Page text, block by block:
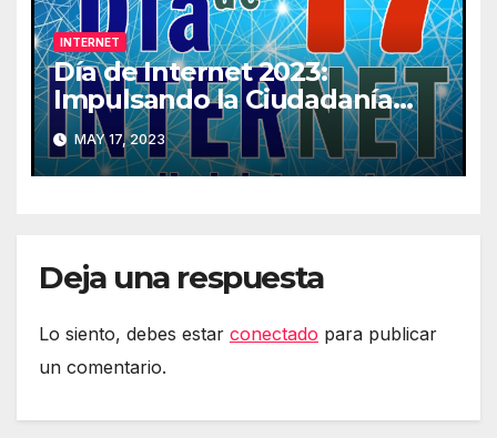
INTERNET
Día de Internet 2023:
Impulsando la Ciudadanía
Digital
MAY 17, 2023
Deja una respuesta
Lo siento, debes estar conectado para publicar
un comentario.